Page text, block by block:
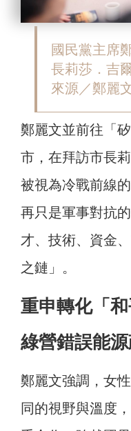
國民黨主席
長莉莎．吉
來源／鄭麗
鄭麗文並前往「
市，在拜訪市長
被視為冷戰前線
再只是軍事對抗
才、技術、資金
之鏈」。
重申轉化「
綠營錯誤能
鄭麗文強調，女
同的視野與溫度